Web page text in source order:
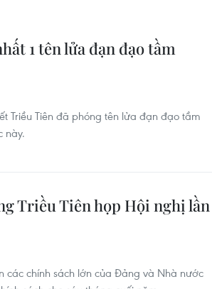
1 tên lửa đạn đạo tầm
Triều Tiên đã phóng tên lửa đạn đạo tầm
này.
Triều Tiên họp Hội nghị lần
các chính sách lớn của Đảng và Nhà nước